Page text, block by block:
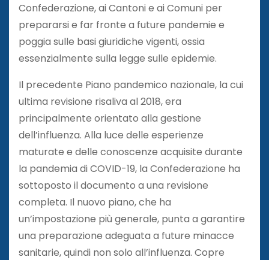
Confederazione, ai Cantoni e ai Comuni per
prepararsi e far fronte a future pandemie e
poggia sulle basi giuridiche vigenti, ossia
essenzialmente sulla legge sulle epidemie.
Il precedente Piano pandemico nazionale, la cui
ultima revisione risaliva al 2018, era
principalmente orientato alla gestione
dell’influenza. Alla luce delle esperienze
maturate e delle conoscenze acquisite durante
la pandemia di COVID-19, la Confederazione ha
sottoposto il documento a una revisione
completa. Il nuovo piano, che ha
un’impostazione più generale, punta a garantire
una preparazione adeguata a future minacce
sanitarie, quindi non solo all’influenza. Copre